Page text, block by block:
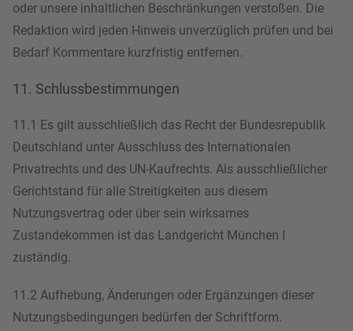
oder unsere inhaltlichen Beschränkungen verstoßen. Die
Redaktion wird jeden Hinweis unverzüglich prüfen und bei
Bedarf Kommentare kurzfristig entfernen.
11. Schlussbestimmungen
11.1 Es gilt ausschließlich das Recht der Bundesrepublik
Deutschland unter Ausschluss des Internationalen
Privatrechts und des UN-Kaufrechts. Als ausschließlicher
Gerichtstand für alle Streitigkeiten aus diesem
Nutzungsvertrag oder über sein wirksames
Zustandekommen ist das Landgericht München I
zuständig.
11.2 Aufhebung, Änderungen oder Ergänzungen dieser
Nutzungsbedingungen bedürfen der Schriftform.